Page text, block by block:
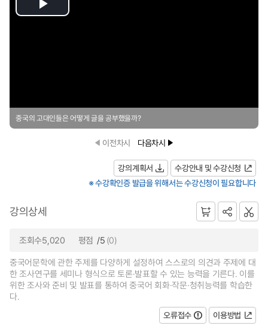
Play
중국의 고대인들은 어떻게 글을 공부했을까?
이전차시 다음차시
강의계획서
수강안내 및 수강신청
※ 수강확인증 발급을 위해서는 수강신청이 필요합니다
강의상세
조회수5,020 평점 /5 (0)
중국어문학에 관한 주제를 다양하게 설정하여 스스로의 의견과 주제에 대
한 조사연구를 세미나 형식으로 토론·발표할 수 있는 능력을 기른다. 이를
위한 조사와 준비 및 발표를 통하여 중국어 회화·작문·청취능력를 학습한
다.
오류접수
이용방법